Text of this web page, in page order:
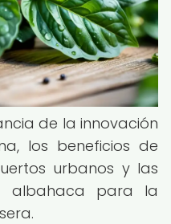
de la innovación
los beneficios de
urbanos y las
albahaca para la